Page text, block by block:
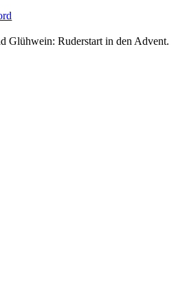
Glühwein: Ruderstart in den Advent.